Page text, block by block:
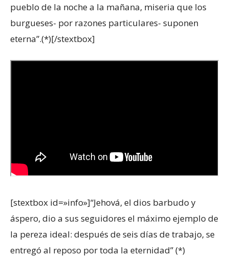
pueblo de la noche a la mañana, miseria que los
burgueses- por razones particulares- suponen
eterna”.(*)[/stextbox]
[stextbox id=»info»]“Jehová, el dios barbudo y
áspero, dio a sus seguidores el máximo ejemplo de
la pereza ideal: después de seis días de trabajo, se
entregó al reposo por toda la eternidad” (*)